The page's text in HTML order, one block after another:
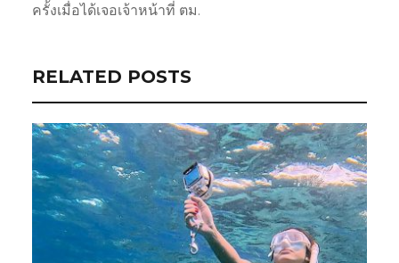
ครั้งเมื่อได้เจอเจ้าหน้าที่ ตม.
RELATED POSTS